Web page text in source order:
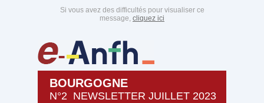
Si vous avez des difficultés pour visualiser ce
message, cliquez ici
BOURGOGNE
N°2 NEWSLETTER JUILLET 2023